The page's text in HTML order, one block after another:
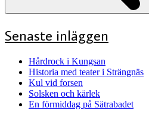
Senaste inläggen
Hårdrock i Kungsan
Historia med teater i Strängnäs
Kul vid forsen
Solsken och kärlek
En förmiddag på Sätrabadet